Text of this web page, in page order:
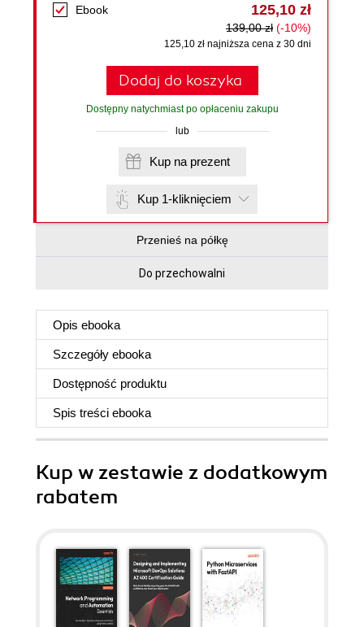
Ebook 125,10 zł
139,00 zł (-10%)
125,10 zł najniższa cena z 30 dni
Dodaj do koszyka
Dostępny natychmiast po opłaceniu zakupu
lub
Kup na prezent
Kup 1-kliknięciem
Przenieś na półkę
Do przechowalni
Opis ebooka
Szczegóły ebooka
Dostępność produktu
Spis treści ebooka
Kup w zestawie z dodatkowym
rabatem